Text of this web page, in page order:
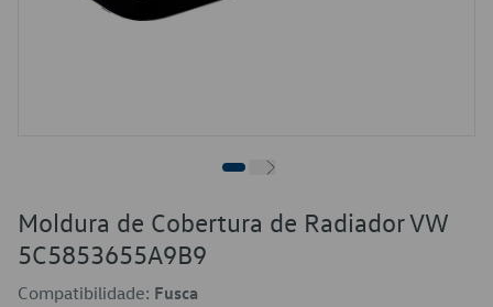
Moldura de Cobertura de Radiador VW
5C5853655A9B9
Compatibilidade: Fusca